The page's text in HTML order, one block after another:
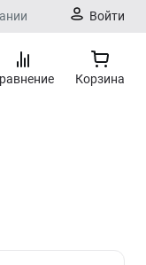
Войти
Корзина